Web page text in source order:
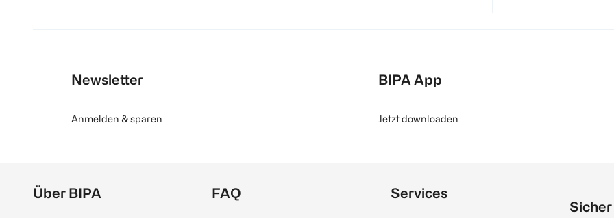
Newsletter
Anmelden & sparen
BIPA App
Jetzt downloaden
Über BIPA FAQ Services